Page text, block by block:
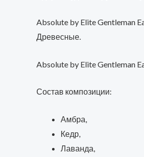
Absolute by Elite Gentleman
Древесные.
Absolute by Elite Gentleman
Состав композиции:
Амбра,
Кедр,
Лаванда,